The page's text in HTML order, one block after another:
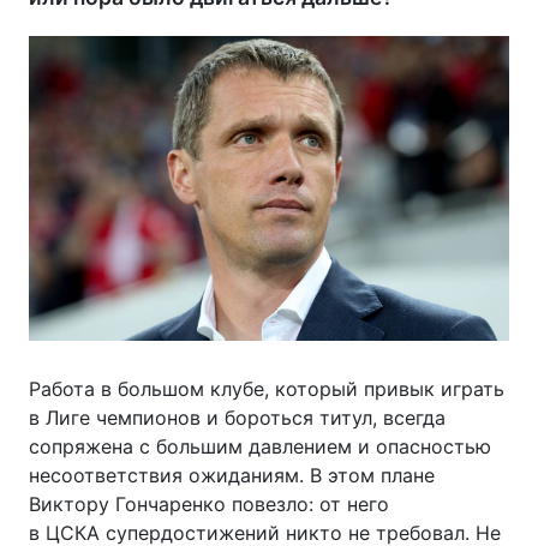
Работа в большом клубе, который привык играть
в Лиге чемпионов и бороться титул, всегда
сопряжена с большим давлением и опасностью
несоответствия ожиданиям. В этом плане
Виктору Гончаренко повезло: от него
в ЦСКА супердостижений никто не требовал. Не